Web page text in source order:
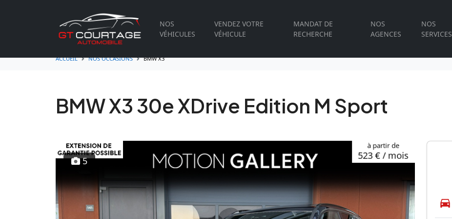
NOS
VÉHICULES
VENDEZ VOTRE
VÉHICULE
MANDAT DE
RECHERCHE
NOS
AGENCES
NOS
SERVICES
ACCUEIL NOS OCCASIONS BMW X3
BMW X3 30e XDrive Edition M Sport
5